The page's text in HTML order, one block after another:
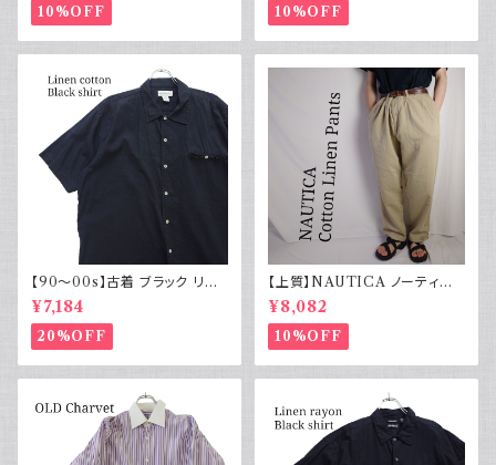
10%OFF 10%OFF
【90～00s】古着 ブラック リネ
ンコットンシャツ 黒 ボックスシ
ルエット
¥7,184
20%OFF
【上質】NAUTICA ノーティカ
コットンリネンパンツ ツータック
¥8,082
10%OFF